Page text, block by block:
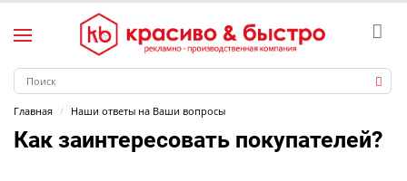
Главная Наши ответы на Ваши вопросы
Как заинтересовать покупателей?